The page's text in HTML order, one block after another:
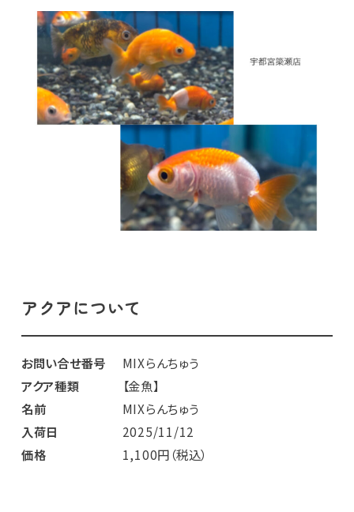
アクアについて
お問い合せ番号
MIXらんちゅう
アクア種類
【金魚】
名前
MIXらんちゅう
入荷日
2025/11/12
価格
1,100円（税込）